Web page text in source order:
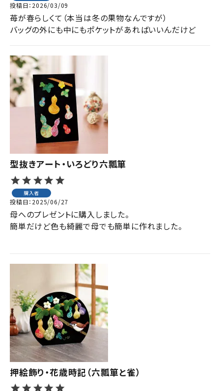
投稿日 2026/03/09
苺が春らしくて（本当は冬の果物なんですが）
型抜きアート・いろどり六瓢箪
購入者
投稿日 2025/06/27
母へのプレゼントに購入しました。
簡単だけど色も綺麗で母でも簡単に作れました。
押絵飾り・花歳時記（六瓢箪と雀）